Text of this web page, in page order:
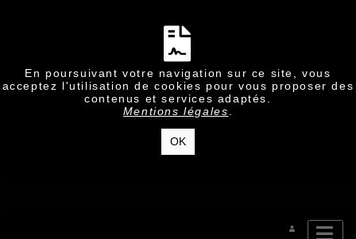
En poursuivant votre navigation sur ce site, vous
acceptez l'utilisation de cookies pour vous proposer des
contenus et services adaptés.
Mentions légales
OK